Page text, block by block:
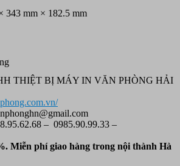
343 mm × 182.5 mm
THIỆT BỊ MÁY IN VĂN PHÒNG HẢI
– 0985.90.99.33 –
Miễn phígiao hàng trong nội thành Hà